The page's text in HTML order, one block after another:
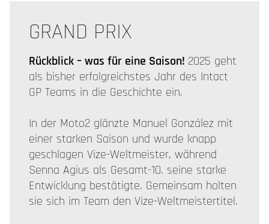
GRAND PRIX
Rückblick – was für eine Saison! 2025 geht
als bisher erfolgreichstes Jahr des Intact
GP Teams in die Geschichte ein.
In der Moto2 glänzte Manuel González mit
einer starken Saison und wurde knapp
geschlagen Vize-Weltmeister, während
Senna Agius als Gesamt-10. seine starke
Entwicklung bestätigte. Gemeinsam holten
sie sich im Team den Vize-Weltmeistertitel.